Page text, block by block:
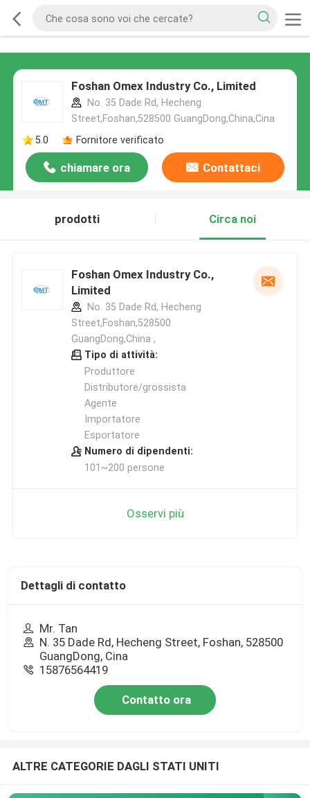
Foshan Omex Industry Co., Limited
No. 35 Dade Rd, Hecheng
Street,Foshan,528500 GuangDong,China,Cina
5.0
Fornitore verificato
chiamare ora Contattaci
prodotti Circa noi
Foshan Omex Industry Co.,
Limited
No. 35 Dade Rd, Hecheng
Street,Foshan,528500
GuangDong,China ,
Tipo di attività:
Produttore
Distributore/grossista
Agente
Importatore
Esportatore
Numero di dipendenti:
101~200 persone
Osservi più
Dettagli di contatto
Mr. Tan
N. 35 Dade Rd, Hecheng Street, Foshan, 528500
GuangDong, Cina
15876564419
Contatto ora
ALTRE CATEGORIE DAGLI STATI UNITI